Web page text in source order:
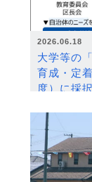
2026.06.18
大学等の
育成・定
度）に採択